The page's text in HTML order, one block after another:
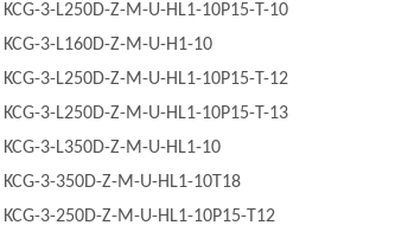
KCG-3-L250D-Z-M-U-HL1-10P15-T-10
KCG-3-L160D-Z-M-U-H1-10
KCG-3-L250D-Z-M-U-HL1-10P15-T-12
KCG-3-L250D-Z-M-U-HL1-10P15-T-13
KCG-3-L350D-Z-M-U-HL1-10
KCG-3-350D-Z-M-U-HL1-10T18
KCG-3-250D-Z-M-U-HL1-10P15-T12